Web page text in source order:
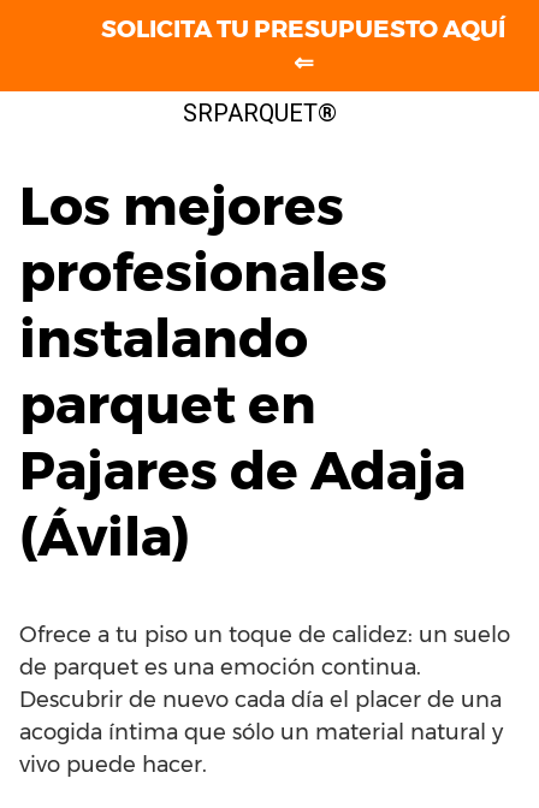
SRPARQUET®
Los mejores
profesionales
instalando
parquet en
Pajares de Adaja
(Ávila)
Ofrece a tu piso un toque de calidez: un suelo
de parquet es una emoción continua.
Descubrir de nuevo cada día el placer de una
acogida íntima que sólo un material natural y
vivo puede hacer.
SOLICITA TU PRESUPUESTO AQUÍ
⇐